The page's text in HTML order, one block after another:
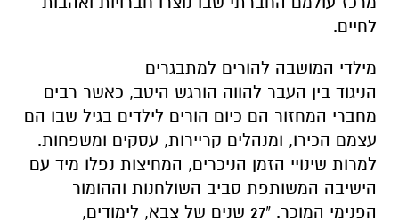
לחיים.
מילדי המושבה להורים למתבגרים
הניגוד בין העבר להווה הורגש היטב, כאשר רבים
מחברי המחזור הם כיום הורים לילדים בגיל שבו הם
עצמם הכירו, ומנהלים קריירות, עסקים ומשפחות.
למרות שינויי הזמן הניכרים, המחיצות נפלו מיד עם
הישיבה המשותפת סביב השולחנות וההומור
הפנימי המוכר. "27 שנים של צבא, לימודים,